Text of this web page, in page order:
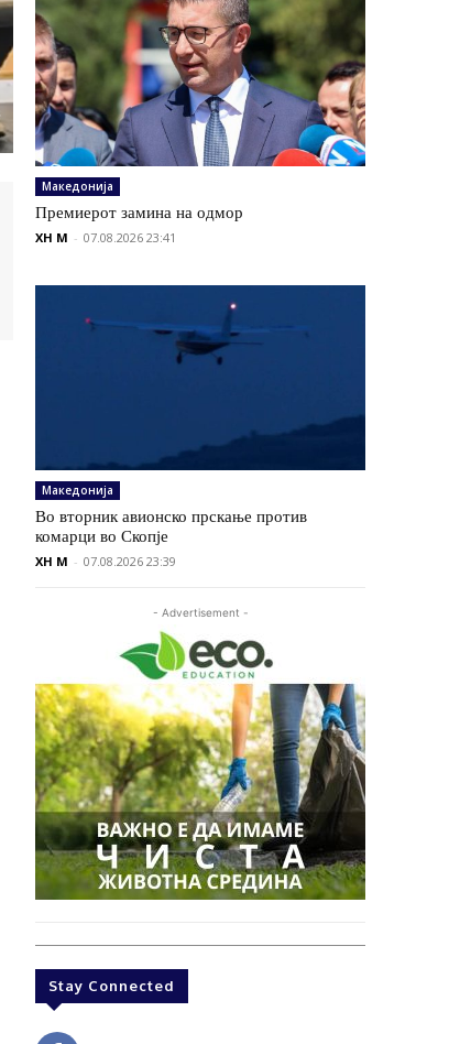
Македонија
Премиерот замина на одмор
XH M - 07.08.2026 23:41
Македонија
Во вторник авионско прскање против
комарци во Скопје
XH M - 07.08.2026 23:39
- Advertisement -
Stay Connected